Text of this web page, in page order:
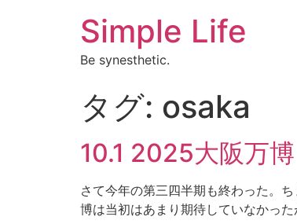
Simple Life
Be synesthetic.
タグ: osaka
10.1 2025大阪万博
さて今年の第三四半期も終わった。
博は当初はあまり期待していなかっ